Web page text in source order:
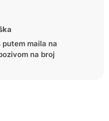
maila na
na broj